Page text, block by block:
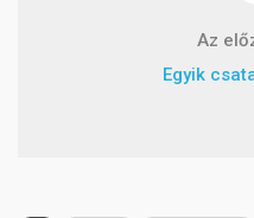
Az
Egyik